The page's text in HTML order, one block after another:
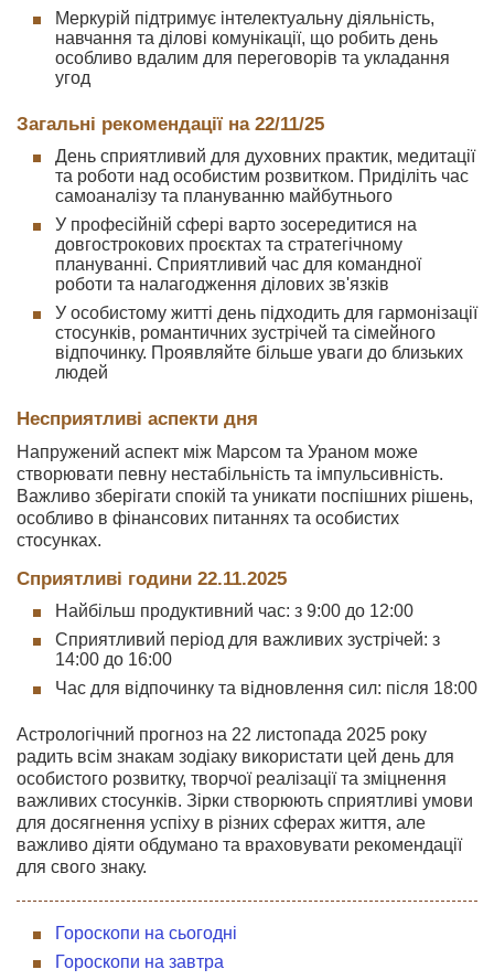
Меркурій підтримує інтелектуальну діяльність,
навчання та ділові комунікації, що робить день
особливо вдалим для переговорів та укладання
угод
Загальні рекомендації на 22/11/25
День сприятливий для духовних практик, медитації
та роботи над особистим розвитком. Приділіть час
самоаналізу та плануванню майбутнього
У професійній сфері варто зосередитися на
довгострокових проєктах та стратегічному
плануванні. Сприятливий час для командної
роботи та налагодження ділових зв'язків
У особистому житті день підходить для гармонізації
стосунків, романтичних зустрічей та сімейного
відпочинку. Проявляйте більше уваги до близьких
людей
Несприятливі аспекти дня
Напружений аспект між Марсом та Ураном може
створювати певну нестабільність та імпульсивність.
Важливо зберігати спокій та уникати поспішних рішень,
особливо в фінансових питаннях та особистих
стосунках.
Сприятливі години 22.11.2025
Найбільш продуктивний час: з 9:00 до 12:00
Сприятливий період для важливих зустрічей: з
14:00 до 16:00
Час для відпочинку та відновлення сил: після 18:00
Астрологічний прогноз на 22 листопада 2025 року
радить всім знакам зодіаку використати цей день для
особистого розвитку, творчої реалізації та зміцнення
важливих стосунків. Зірки створюють сприятливі умови
для досягнення успіху в різних сферах життя, але
важливо діяти обдумано та враховувати рекомендації
для свого знаку.
Гороскопи на сьогодні
Гороскопи на завтра